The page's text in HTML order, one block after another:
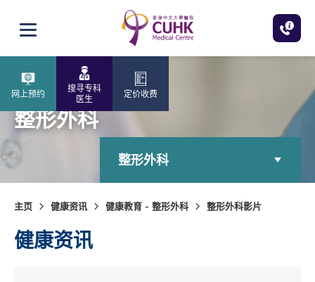
打开选单
网上预约
搜寻专科
医生
定价收费
整形外科
整形外科
主页 健康资讯 健康教育 - 整形外科 整形外科影片
健康资讯